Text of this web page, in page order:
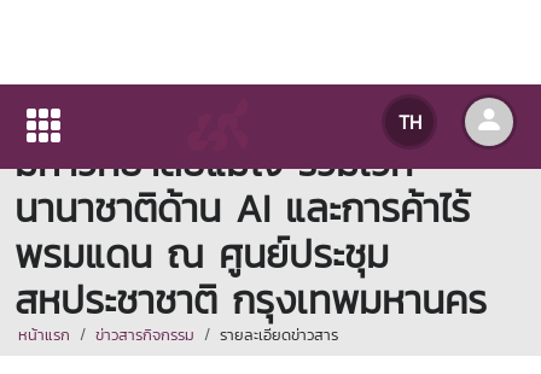
TH
คณบดีคณะศิลปศาสตร์
มหาวิทยาลัยแม่โจ้ ร่วมเวที
นานาชาติด้าน AI และการค้าไร้
พรมแดน ณ ศูนย์ประชุม
สหประชาชาติ กรุงเทพมหานคร
หน้าแรก ข่าวสารกิจกรรม รายละเอียดข่าวสาร